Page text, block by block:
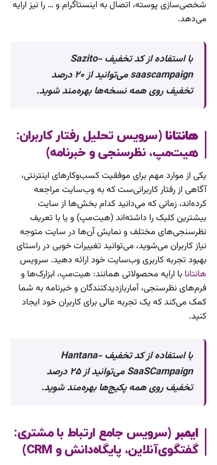
شخصی‌سازی پوسته، اتصال به اینستاگرام و … را نیز ارایه
می‌دهد.
با استفاده از کد تخفیف Sazito-
saascampaign می‌توانید از ۲۰ درصد
تخفیف روی همه نسخه‌ها بهره‌مند شوید.
هانتانا(سرویس تحلیل رفتار کاربران:
هیت‌مپ، نظرسنجی و خبرنامه)
یکی از موارد مهم برای موفقیت کسب‌وکارهای اینترنتی،
آگاهی از رفتار کاربرانی‌ست که به وب‌سایت مراجعه
کرده‌اند، زمانی که می‌دانید کدام‌ بخش‌ها از سایت
بیشترین کلیک را داشته‌اند (هیت‌مپ) و یا با تعریف
نظرسنجی‌های مختلف و نمایش‌ آن‌ها در سایت متوجه
نیاز کاربران می‌شوید، می‌توانید تغییرات خوبی در راستای
بهبود تجربه‌ کاربری وب‌سایت خود ارائه دهید. سرویس
هانتانا با ارایه محصولاتی همانند: هیت‌مپ، ابزارک‌ها و
فرم‌های نظرسنجی، آماربازدیدکنندگان و خبرنامه به شما
کمک می‌کند که یک تجربه عالی برای کاربران خود ایجاد
کنید.
با استفاده از کد تخفیف Hantana-
SaaSCampaign می‌توانید از ۲۵ درصد
تخفیف روی همه پکیج‌ها بهره‌مند شوید.
ایمبر (سرویس جامع ارتباط با مشتری:
گفتگوی‌آنلاین، پایگاه‌دانش و CRM)